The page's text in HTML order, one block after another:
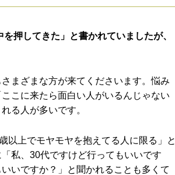
押してきた」と書かれていましたが、
まざまな方が来てくださいます。悩み
こに来たら面白い人がいるんじゃない
る人が多いです。
以上でモヤモヤを抱えてる人に限る」と
私、30代ですけど行ってもいいです
いですか？」と聞かれることも多くて